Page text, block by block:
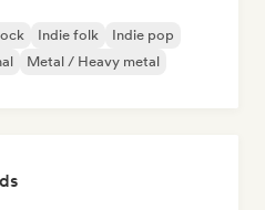
Indie folk
Indie pop
Metal / Heavy metal